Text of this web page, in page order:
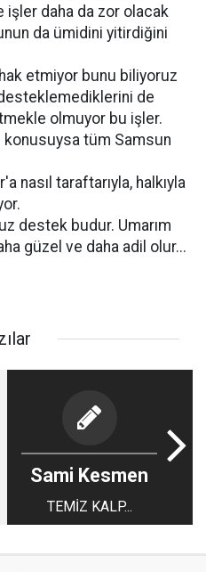
işler daha da zor olacak
da ümidini yitirdiğini
etmiyor bunu biliyoruz
de
olmuyor bu işler.
konusuysa tüm Samsun
nasıl taraftarıyla, halkıyla
destek budur. Umarım
güzel ve daha adil olur...
Sami Kesmen
TEMİZ KALP...